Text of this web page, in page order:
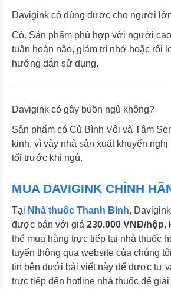
Davigink có dùng được cho người
Có. Sản phẩm phù hợp với người
tuần hoàn não, giảm trí nhớ hoặc rối
hướng dẫn sử dụng.
Davigink có gây buồn ngủ không?
Sản phẩm có Củ Bình Vôi và Tâm
kinh, vì vậy nhà sản xuất khuyến
tối trước khi ngủ.
MUA DAVIGINK CHÍNH
Tại Nhà thuốc Thanh Bình,
được bán với giá 230.000 VNĐ/hộp,
thể mua hàng trực tiếp tại nhà thuốc
tuyến thông qua website của chúng
tin bên dưới bài viết này để được tư
trực tiếp đến hotline nhà thuốc để